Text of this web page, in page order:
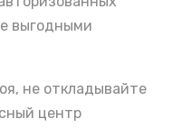
выгодными
не откладывайте
центр